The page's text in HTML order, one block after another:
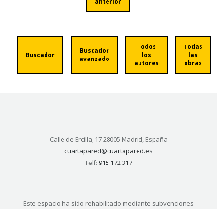
anterior
Buscador
Buscador
avanzado
Todos
los
autores
Todas
las
obras
Calle de Ercilla, 17 28005 Madrid, España
cuartapared@cuartapared.es
Telf: 915 172 317
Este espacio ha sido rehabilitado mediante subvenciones